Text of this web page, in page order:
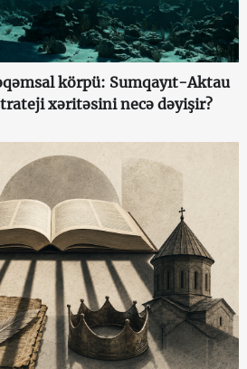
körpü: Sumqayıt-Aktau
xəritəsini necə dəyişir?